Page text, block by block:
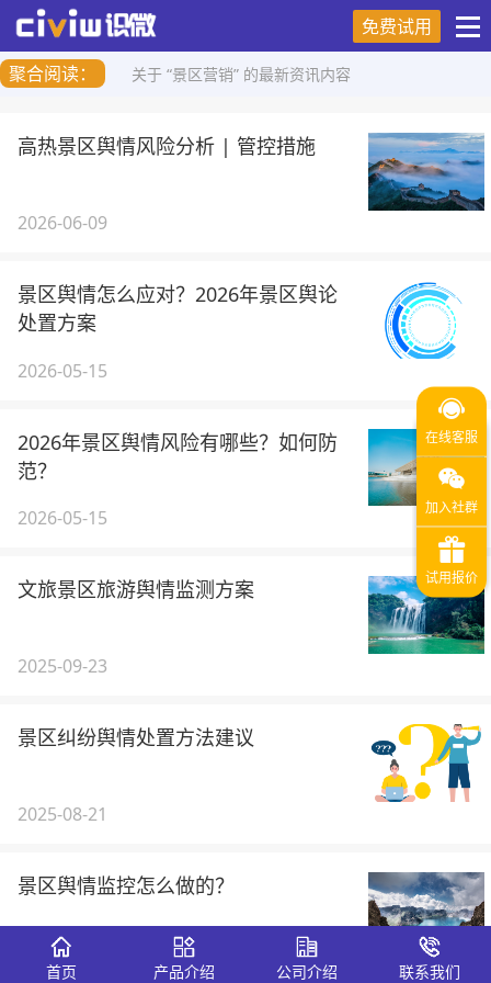
免费试用
聚合阅读：
关于 “景区营销” 的最新资讯内容
高热景区舆情风险分析 | 管控措施
2026-06-09
景区舆情怎么应对？2026年景区舆论
处置方案
2026-05-15
2026年景区舆情风险有哪些？如何防
范？
2026-05-15
文旅景区旅游舆情监测方案
2025-09-23
景区纠纷舆情处置方法建议
2025-08-21
景区舆情监控怎么做的？
2025-04-09
首页 产品介绍 公司介绍 联系我们